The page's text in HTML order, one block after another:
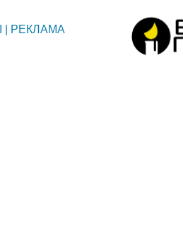
РЕКЛАМА